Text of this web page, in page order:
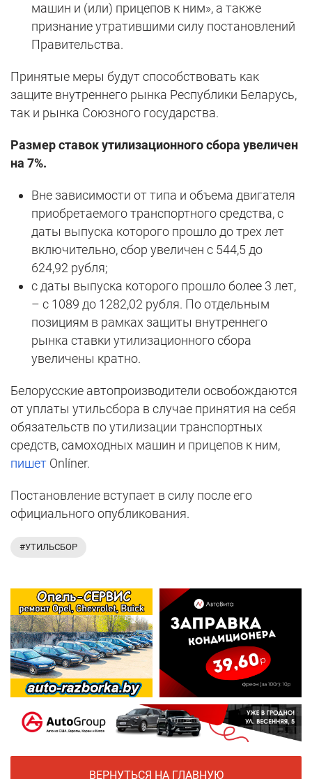
машин и (или) прицепов к ним», а также
признание утратившими силу постановлений
Правительства.
Принятые меры будут способствовать как
защите внутреннего рынка Республики Беларусь,
так и рынка Союзного государства.
Размер ставок утилизационного сбора увеличен
на 7%.
Вне зависимости от типа и объема двигателя
приобретаемого транспортного средства, с
даты выпуска которого прошло до трех лет
включительно, сбор увеличен с 544,5 до
624,92 рубля;
с даты выпуска которого прошло более 3 лет,
– с 1089 до 1282,02 рубля. По отдельным
позициям в рамках защиты внутреннего
рынка ставки утилизационного сбора
увеличены кратно.
Белорусские автопроизводители освобождаются
от уплаты утильсбора в случае принятия на себя
обязательств по утилизации транспортных
средств, самоходных машин и прицепов к ним,
пишет Onlíner.
Постановление вступает в силу после его
официального опубликования.
#УТИЛЬСБОР
ВЕРНУТЬСЯ НА ГЛАВНУЮ